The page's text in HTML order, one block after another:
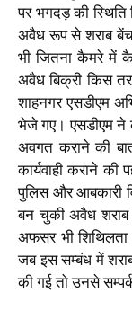
पर भगदड़ की स्थिति
अवैध रूप से शराब
भी जितना कैमरे में
अवैध बिक्री किस
शाहनगर एसडीएम
भेजे गए। एसडीएम ने
अवगत कराने की
कार्यवाही कराने
पुलिस और आबकारी
बन चुकी अवैध शराब
अफसर भी
जब इस सम्बंध में
की गई तो उनसे